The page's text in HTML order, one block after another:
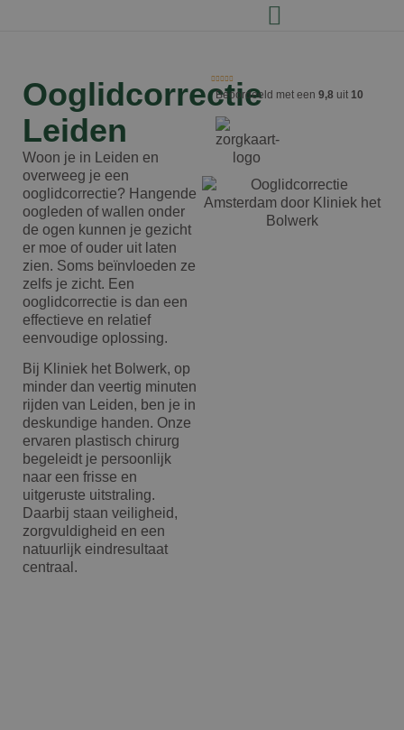
Ooglidcorrectie
Leiden
Woon je in Leiden en
overweeg je een
ooglidcorrectie? Hangende
oogleden of wallen onder
de ogen kunnen je gezicht
er moe of ouder uit laten
zien. Soms beïnvloeden ze
zelfs je zicht. Een
ooglidcorrectie is dan een
effectieve en relatief
eenvoudige oplossing.
Bij Kliniek het Bolwerk, op
minder dan veertig minuten
rijden van Leiden, ben je in
deskundige handen. Onze
ervaren plastisch chirurg
begeleidt je persoonlijk
naar een frisse en
uitgeruste uitstraling.
Daarbij staan veiligheid,
zorgvuldigheid en een
natuurlijk eindresultaat
centraal.
Beoordeeld met een 9,8 uit 10